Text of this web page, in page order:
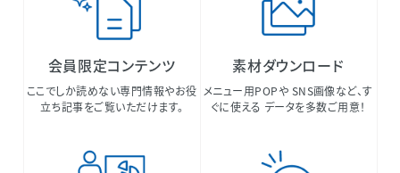
会員限定コンテンツ
ここでしか読めない専門情報やお役
立ち記事をご覧いただけます。
素材ダウンロード
メニュー用POPや SNS画像など、す
ぐに使える データを多数ご用意！